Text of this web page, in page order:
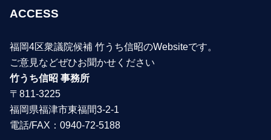
ACCESS
福岡4区衆議院候補 竹うち信昭のWebsiteです。
ご意見などぜひお聞かせください
竹うち信昭 事務所
〒811-3225
福岡県福津市東福間3-2-1
電話/FAX：0940-72-5188